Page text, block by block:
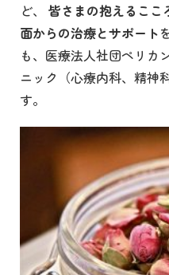
ど、 皆さまの抱えるここ
面からの治療とサポート
も、医療法人社団ペリカ
ニック（心療内科、精神
す。